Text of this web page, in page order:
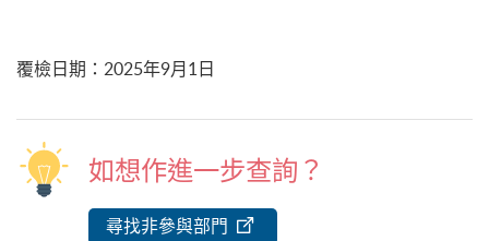
覆檢日期 ： 2025年9月1日
如想作進一步查詢？
尋找非參與部門